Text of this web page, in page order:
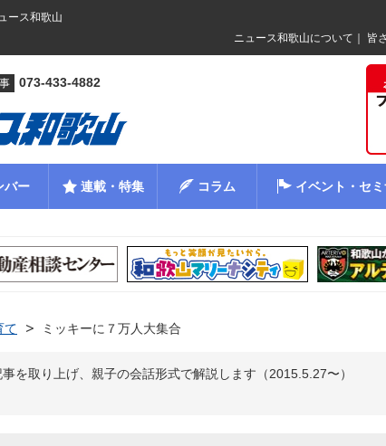
ース和歌山
ニュース和歌山について 皆
073-433-4882
バー 連載・特集 コラム イベント・セ
て ミッキーに７万人大集合
を取り上げ、親子の会話形式で解説します（2015.5.27〜）